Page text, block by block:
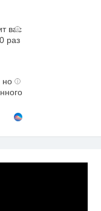
i
вас
раз
i
но